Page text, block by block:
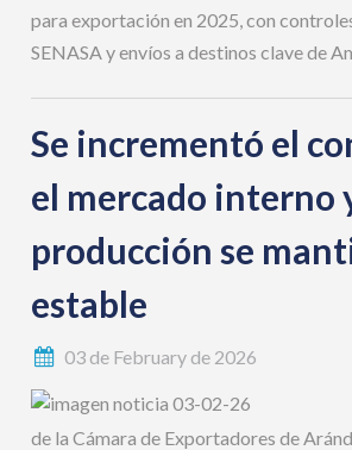
para exportación en 2025, con
SENASA y envíos a destinos clave de
Se incrementó el
el mercado interno
producción se
estable
03 de February de 2026
de la Cámara de Exportadores de